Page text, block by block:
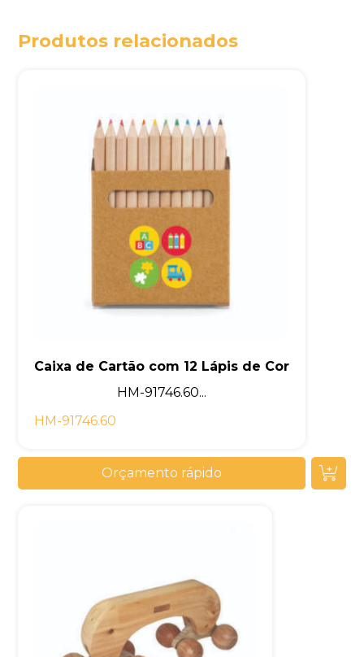
Produtos relacionados
Caixa de Cartão com 12 Lápis de Cor
HM-91746.60...
HM-91746.60
Orçamento rápido